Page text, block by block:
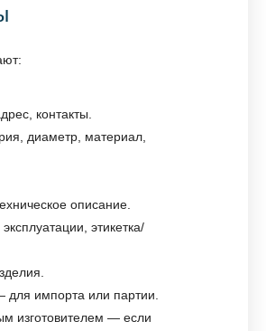
контакты.
диаметр, материал,
описание.
этикетка/
для импорта или партии.
изготовителем — если